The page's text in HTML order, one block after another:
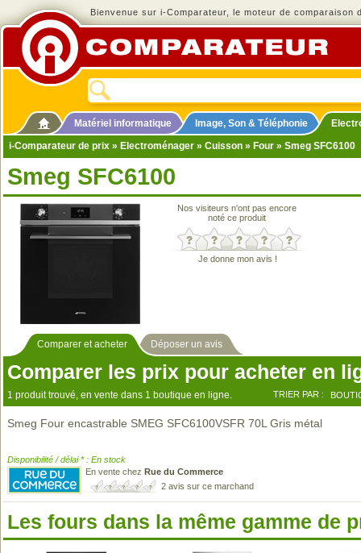
Bienvenue sur i-Comparateur, le moteur de comparaison
Matériel informatique Image, Son & Téléphonie
i-Comparateur de prix » Electroménager » Cuisson » Four » Smeg SFC6100
Smeg SFC6100
Nos visiteurs n'ont pas encore
noté ce produit
Je donne mon avis !
Comparer et acheter Déposer un avis
Comparer les prix pour acheter en
1 produit trouvé, en vente dans 1 boutique en ligne. TRIER PAR :
Smeg Four encastrable SMEG SFC6100VSFR 70L Gris métal
Disponibilité / délai * : En stock
En vente chez Rue du Commerce
2 avis sur ce marchand
Les fours dans la même gamme de